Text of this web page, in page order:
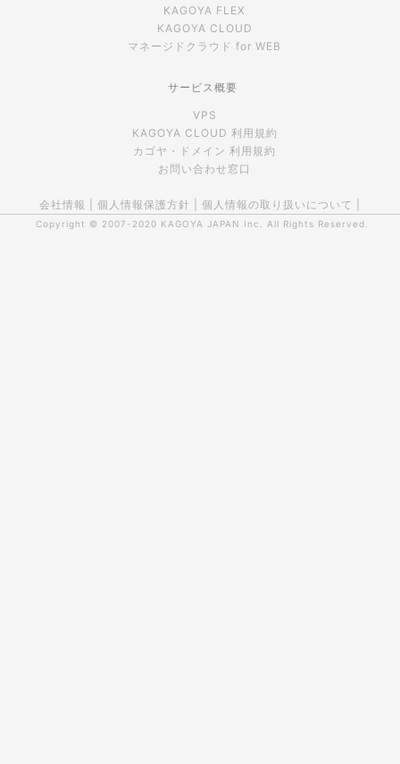
KAGOYA FLEX
KAGOYA CLOUD
マネージドクラウド for WEB
サービス概要
VPS
KAGOYA CLOUD 利用規約
カゴヤ・ドメイン 利用規約
お問い合わせ窓口
会社情報 個人情報保護方針 個人情報の取り扱いについて
Copyright © 2007-2020 KAGOYA JAPAN Inc. All Rights Reserved.